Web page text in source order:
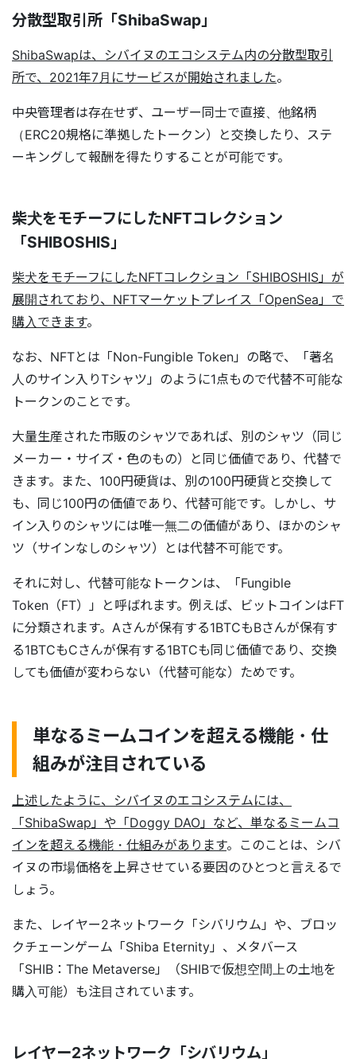
分散型取引所「ShibaSwap」
ShibaSwapは、シバイヌのエコシステム内の分散型取引
所で、2021年7月にサービスが開始されました。
中央管理者は存在せず、ユーザー同士で直接、他銘柄
（ERC20規格に準拠したトークン）と交換したり、ステ
ーキングして報酬を得たりすることが可能です。
柴犬をモチーフにしたNFTコレクション
「SHIBOSHIS」
柴犬をモチーフにしたNFTコレクション「SHIBOSHIS」が
展開されており、NFTマーケットプレイス「OpenSea」で
購入できます。
なお、NFTとは「Non-Fungible Token」の略で、「著名
人のサイン入りTシャツ」のように1点もので代替不可能な
トークンのことです。
大量生産された市販のシャツであれば、別のシャツ（同じ
メーカー・サイズ・色のもの）と同じ価値であり、代替で
きます。また、100円硬貨は、別の100円硬貨と交換して
も、同じ100円の価値であり、代替可能です。しかし、サ
イン入りのシャツには唯一無二の価値があり、ほかのシャ
ツ（サインなしのシャツ）とは代替不可能です。
それに対し、代替可能なトークンは、「Fungible
Token（FT）」と呼ばれます。例えば、ビットコインはFT
に分類されます。Aさんが保有する1BTCもBさんが保有す
る1BTCもCさんが保有する1BTCも同じ価値であり、交換
しても価値が変わらない（代替可能な）ためです。
単なるミームコインを超える機能・仕
組みが注目されている
上述したように、シバイヌのエコシステムには、
「ShibaSwap」や「Doggy DAO」など、単なるミームコ
インを超える機能・仕組みがあります。このことは、シバ
イヌの市場価格を上昇させている要因のひとつと言えるで
しょう。
また、レイヤー2ネットワーク「シバリウム」や、ブロッ
クチェーンゲーム「Shiba Eternity」、メタバース
「SHIB：The Metaverse」（SHIBで仮想空間上の土地を
購入可能）も注目されています。
レイヤー2ネットワーク「シバリウム」